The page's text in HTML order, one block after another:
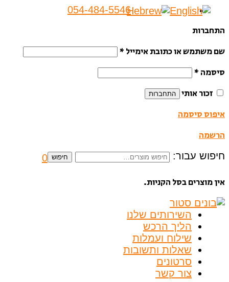
054-484-5546
התחברות
שם משתמש או כתובת אימייל *
סיסמה *
זכור אותי
התחברות
איפוס סיסמה
הרשמה
חיפוש עבור: חיפוש 0
אין מוצרים בסל הקניות.
השירותים שלנו
הליך הרכש
שילוח ועמלות
שאלות ותשובות
סרטונים
צור קשר